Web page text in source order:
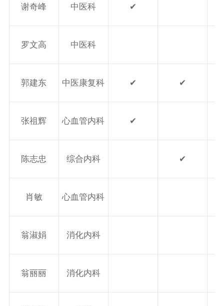
谢奇峰 中医科 ✔
罗文高 中医科
郭建东 中医康复科 ✔ ✔
张祖辉 心血管内科 ✔
陈志忠 综合内科 ✔
肖敏 心血管内科
翁淑娟 消化内科
翁丽丽 消化内科